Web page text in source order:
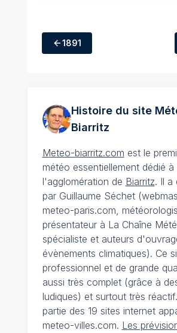
1891
Histoire du site
Biarritz
Meteo-biarritz.com est le
météo essentiellement dédié à
l'agglomération de Biarritz. Il a
par Guillaume Séchet
meteo-paris.com,
présentateur à La Chaîne
spécialiste et auteurs
évènements climatiques). Ce
professionnel et de grande
aussi très complet (grâce à
ludiques) et surtout très
partie des 19 sites internet
meteo-villes.com. Les